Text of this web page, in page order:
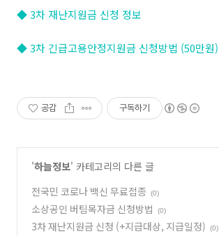
◆ 3차 재난지원금 신청 정보
◆ 3차 긴급고용안정지원금 신청방법 (50만원)
공감 구독하기
'하늘정보' 카테고리의 다른 글
전국민 코로나 백신 무료접종
(0)
소상공인 버팀목자금 신청방법 (0)
3차 재난지원금 신청 (+지급대상, 지급일정) (0)